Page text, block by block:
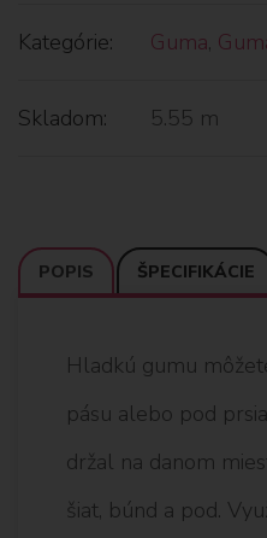
Kategórie: Guma,
Skladom: 5.55 m
POPIS ŠPECIFIKÁCIE
Hladkú gumu
pásu alebo pod
držal na danom
šiat, búnd a pod.